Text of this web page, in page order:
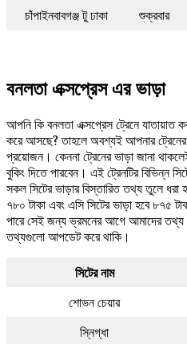
চাঁপাইনবাবগঞ্জ টু ঢাকা
শুক্রবার
বনলতা এক্সপ্রেস এর ভাড়া
আপনি কি বনলতা এক্সপ্রেস ট্রেনে যাতায়াত
করে আসছে? তাহলে অবশ্যই আপনার ট্রেনের
প্রয়োজন। কেননা ট্রেনের ভাড়া জানা
বুকিং দিতে পারবেন। এই ট্রেনটির বিভিন্ন
সকল সিটের ভাড়ার বিস্তারিত তথ্য তুলে
৭৮০ টাকা এবং এসি সিটের ভাড়া হবে ৮৭৫
পারে সেই জন্য ভ্রমনের আগে আমাদের তথ্য
তথ্যগুলো আপডেট করে থাকি।
সিটের নাম
শোভন চেয়ার
স্নিগ্ধা